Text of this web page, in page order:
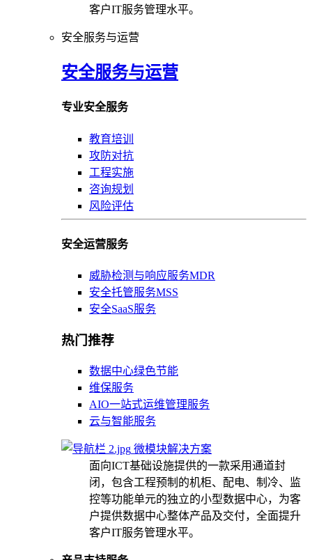
客户IT服务管理水平。
安全服务与运营
安全服务与运营
专业安全服务
教育培训
攻防对抗
工程实施
咨询规划
风险评估
安全运营服务
威胁检测与响应服务MDR
安全托管服务MSS
安全SaaS服务
热门推荐
数据中心绿色节能
维保服务
AIO一站式运维管理服务
云与智能服务
微模块解决方案
面向ICT基础设施提供的一款采用通道封
闭，包含工程预制的机柜、配电、制冷、监
控等功能单元的独立的小型数据中心，为客
户提供数据中心整体产品及交付，全面提升
客户IT服务管理水平。